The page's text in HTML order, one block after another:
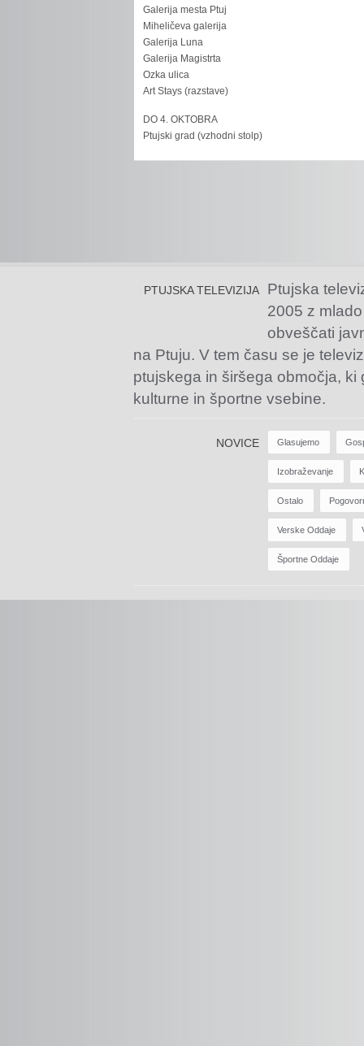
Galerija mesta Ptuj
Miheličeva galerija
Galerija Luna
Galerija Magistrta
Ozka ulica
Art Stays (razstave)
DO 4. OKTOBRA
Ptujski grad (vzhodni stolp)
PTUJSKA TELEVIZIJA
Ptujska
2005 z
obveščati
na Ptuju. V tem času se je
ptujskega in širšega območja,
kulturne in športne vsebine.
NOVICE Glasujemo
Izobraževanje
Ostalo
Verske Oddaje
Športne Oddaje